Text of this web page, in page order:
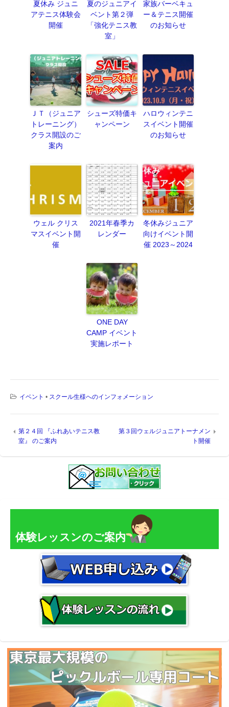
夏休み ジュニ
アテニス体験会
開催
夏のジュニアイ
ベント第２弾
「強化テニス教
室」
家族バーベキュ
ー＆テニス開催
のお知らせ
ＪＴ（ジュニア
トレーニング）
クラス開設のご
案内
シューズ特価キ
ャンペーン
ハロウィンテニ
スイベント開催
のお知らせ
ウェル クリス
マスイベント開
催
2021年春季カ
レンダー
冬休みジュニア
向けイベント開
催 2023～2024
ONE DAY
CAMP イベント
実施レポート
イベント • スクール生様へのインフォメーション
第２４回 『ふれあいテニス教
室』 のご案内
第３回ウェルジュニアトーナメン
ト開催
体験レッスンのご案内